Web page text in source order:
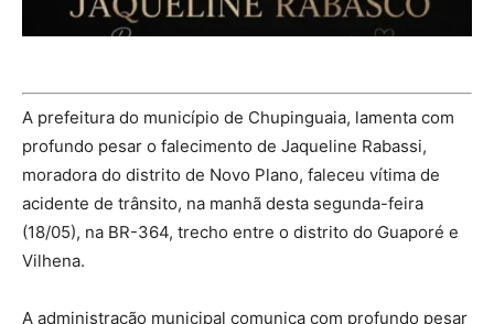
A prefeitura do município de Chupinguaia, lamenta com
profundo pesar o falecimento de Jaqueline Rabassi,
moradora do distrito de Novo Plano, faleceu vítima de
acidente de trânsito, na manhã desta segunda-feira
(18/05), na BR-364, trecho entre o distrito do Guaporé e
Vilhena.
A administração municipal comunica com profundo pesar